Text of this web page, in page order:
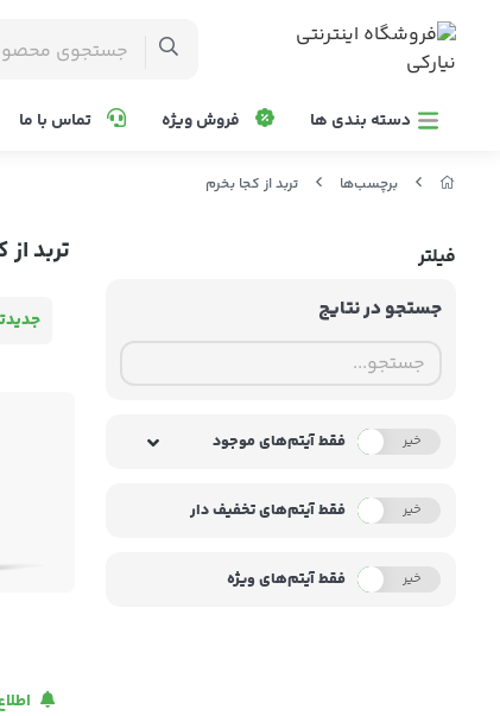
دسته بندی ها فروش ویژه تماس با ما
برچسب‌ها تربد از کجا بخرم
فیلتر
جستجو در نتایج
بله خیر فقط آیتم‌های موجود
بله خیر فقط آیتم‌های تخفیف دار
بله خیر فقط آیتم‌های ویژه
تربد